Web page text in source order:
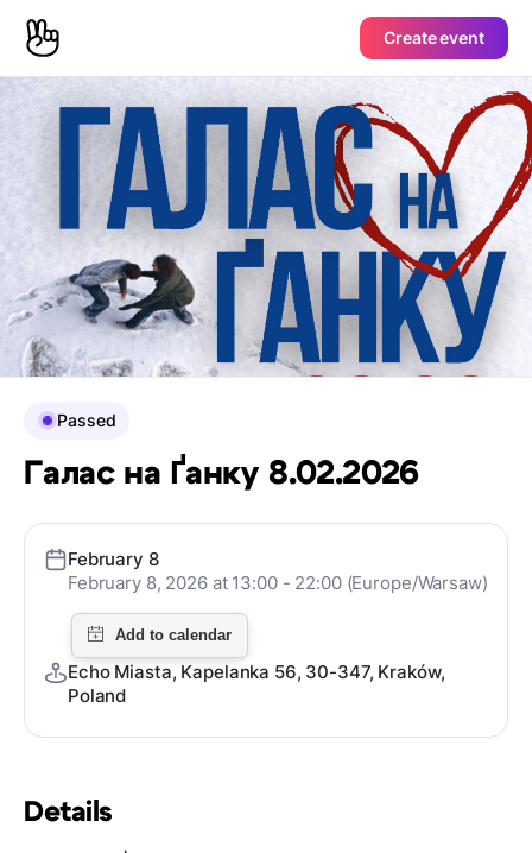
Create event
Details
Passed
Галас на Ґанку 8.02.2026
February 8
February 8, 2026 at 13:00 - 22:00 (Europe/Warsaw)
Echo Miasta, Kapelanka 56, 30-347, Kraków,
Poland